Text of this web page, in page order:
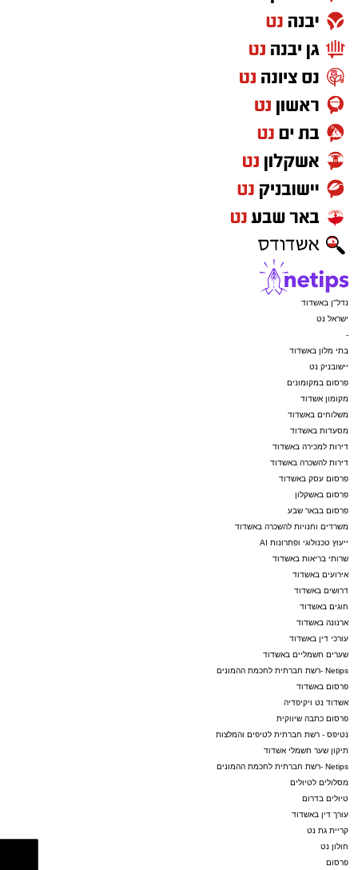
נדל"ן באשדוד
ישראל נט
-
בתי מלון באשדוד
יישובניק נט
פרסום במקומונים
מקומון אשדוד
משלוחים באשדוד
מסעדות באשדוד
דירות למכירה באשדוד
דירות להשכרה באשדוד
פרסום עסק באשדוד
פרסום באשקלון
פרסום בבאר שבע
משרדים וחנויות להשכרה באשדוד
ייעוץ טכנולוגי ופתרונות AI
שרותי בריאות באשדוד
אירועים באשדוד
דרושים באשדוד
חוגים באשדוד
ארנונה באשדוד
עורכי דין באשדוד
שערים חשמליים באשדוד
Netips -רשת חברתית לחכמת ההמונים
פרסום באשדוד
אשדוד נט ויקיפדיה
פרסום כתבה שיווקית
נטיפס - רשת חברתית לטיפים והמלצות
תיקון שער חשמלי אשדוד
Netips -רשת חברתית לחכמת ההמונים
מסלולים לטיולים
טיולים בדרום
עורך דין באשדוד
קריית גת נט
חולון נט
פרסום